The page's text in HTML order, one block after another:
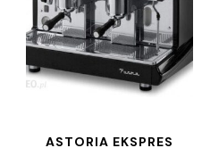
ASTORIA EKSPRES